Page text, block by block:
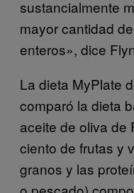
sustancialmente
mayor cantidad
enteros», dice
La dieta MyPlate
comparó la dieta
aceite de oliva de
ciento de frutas y
granos y las